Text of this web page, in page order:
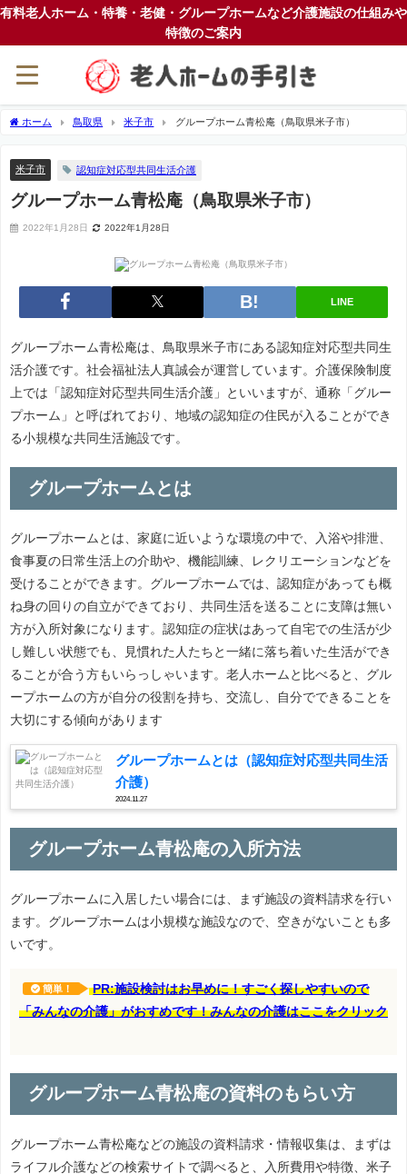
有料老人ホーム・特養・老健・グループホームなど介護施設の仕組みや
特徴のご案内
ホーム 鳥取県 米子市 グループホーム青松庵（鳥取県米子市）
米子市 認知症対応型共同生活介護
グループホーム青松庵（鳥取県米子市）
2022年1月28日 2022年1月28日
LINE
グループホーム青松庵は、鳥取県米子市にある認知症対応型共同生
活介護です。社会福祉法人真誠会が運営しています。介護保険制度
上では「認知症対応型共同生活介護」といいますが、通称「グルー
プホーム」と呼ばれており、地域の認知症の住民が入ることができ
る小規模な共同生活施設です。
グループホームとは
グループホームとは、家庭に近いような環境の中で、入浴や排泄、
食事夏の日常生活上の介助や、機能訓練、レクリエーションなどを
受けることができます。グループホームでは、認知症があっても概
ね身の回りの自立ができており、共同生活を送ることに支障は無い
方が入所対象になります。認知症の症状はあって自宅での生活が少
し難しい状態でも、見慣れた人たちと一緒に落ち着いた生活ができ
ることが合う方もいらっしゃいます。老人ホームと比べると、グル
ープホームの方が自分の役割を持ち、交流し、自分でできることを
大切にする傾向があります
グループホームとは（認知症対応型共同生活
介護）
2024.11.27
グループホーム青松庵の入所方法
グループホームに入居したい場合には、まず施設の資料請求を行い
ます。グループホームは小規模な施設なので、空きがないことも多
いです。
簡単！
PR:施設検討はお早めに！すごく探しやすいので
「みんなの介護」がおすめです！みんなの介護はここをクリック
グループホーム青松庵の資料のもらい方
グループホーム青松庵などの施設の資料請求・情報収集は、まずは
ライフル介護などの検索サイトで調べると、入所費用や特徴、米子